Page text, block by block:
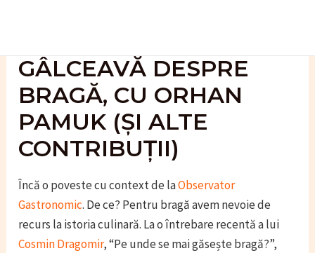
GÂLCEAVĂ DESPRE
BRAGĂ, CU ORHAN
PAMUK (ȘI ALTE
CONTRIBUȚII)
Încă o poveste cu context de laObservator
Gastronomic. De ce? Pentru bragă avem nevoie de
recurs la istoria culinară. La o întrebare recentă a lui
Cosmin Dragomir, “Pe unde se mai găsește bragă?”,